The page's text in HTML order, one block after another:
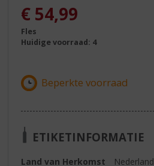
€ 54,99
Fles
Huidige voorraad: 4
ETIKETINFORMATIE
Land van Herkomst
Nederland